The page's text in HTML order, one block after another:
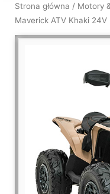
Strona główna / Motory
Maverick ATV Khaki 24V